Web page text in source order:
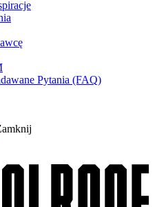
Pytania (FAQ)